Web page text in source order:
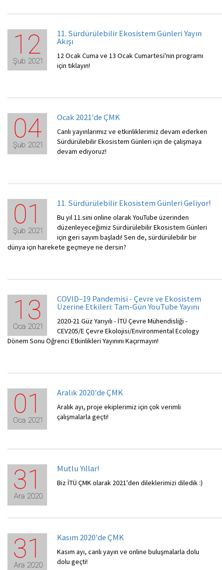
12
Şub 2021
11. Sürdürülebilir Ekosistem Günleri Yayın
Akışı
12 Ocak Cuma ve 13 Ocak Cumartesi'nin programı
için tıklayın!
04
Şub 2021
Ocak 2021'de ÇMK
Canlı yayınlarımız ve etkinliklerimiz devam ederken
Sürdürülebilir Ekosistem Günleri için de çalışmaya
devam ediyoruz!
01
Şub 2021
11. Sürdürülebilir Ekosistem Günleri Geliyor!
Bu yıl 11.sini online olarak YouTube üzerinden
düzenleyeceğimiz Sürdürülebilir Ekosistem Günleri
için geri sayım başladı! Sen de, sürdürülebilir bir
dünya için harekete geçmeye ne dersin?
13
Oca 2021
COVID–19 Pandemisi - Çevre ve Ekosistem
Üzerine Etkileri: Tam-Gün YouTube Yayını
2020-21 Güz Yarıyılı - İTÜ Çevre Mühendisliği -
CEV205/E Çevre Ekolojisi/Environmental Ecology
Dönem Sonu Öğrenci Etkinlikleri Yayınını Kaçırmayın!
01
Oca 2021
Aralık 2020'de ÇMK
Aralık ayı, proje ekiplerimiz için çok verimli
çalışmalarla geçti!
31
Ara 2020
Mutlu Yıllar!
Biz İTÜ ÇMK olarak 2021'den dileklerimizi diledik :)
31
Ara 2020
Kasım 2020'de ÇMK
Kasım ayı, canlı yayın ve online buluşmalarla dolu
dolu geçti!